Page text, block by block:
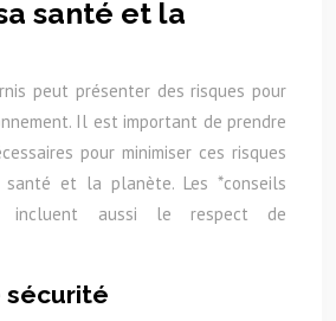
santé et la
peut présenter des risques pour
Il est important de prendre
pour minimiser ces risques
et la planète. Les *conseils
incluent aussi le respect de
sécurité